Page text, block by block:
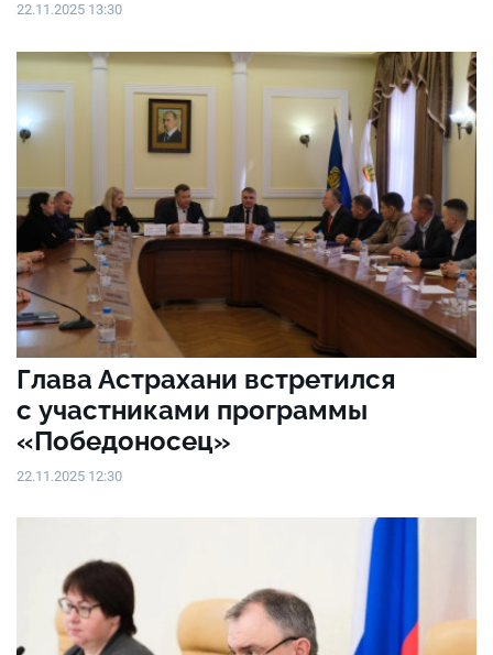
22.11.2025 13:30
Глава Астрахани встретился
с участниками программы
«Победоносец»
22.11.2025 12:30